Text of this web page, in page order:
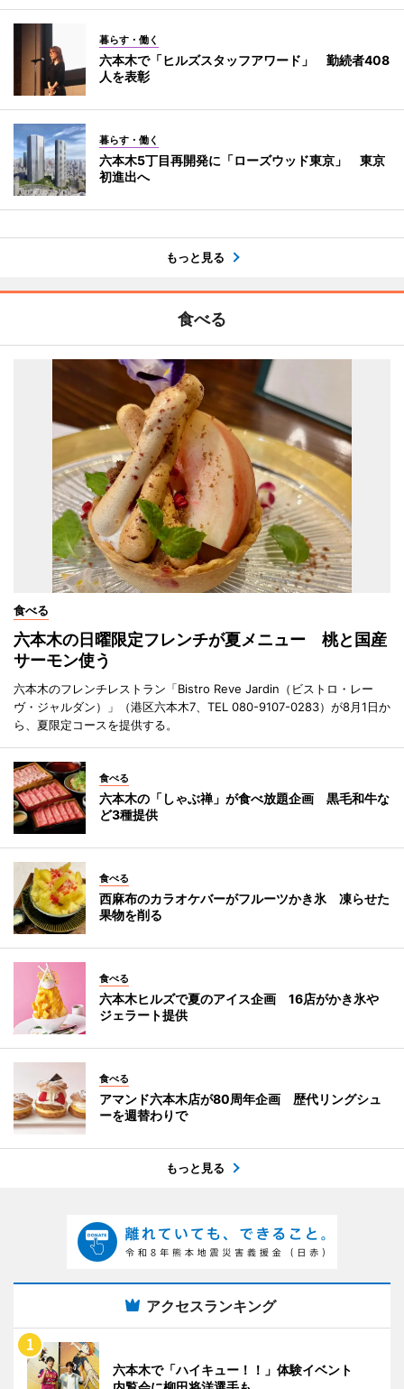
暮らす・働く
六本木で「ヒルズスタッフアワード」 勤続者408
人を表彰
暮らす・働く
六本木5丁目再開発に「ローズウッド東京」 東京
初進出へ
もっと見る
食べる
食べる
六本木の日曜限定フレンチが夏メニュー 桃と国産
サーモン使う
六本木のフレンチレストラン「Bistro Reve Jardin（ビストロ・レー
ヴ・ジャルダン）」（港区六本木7、TEL 080-9107-0283）が8月1日か
ら、夏限定コースを提供する。
食べる
六本木の「しゃぶ禅」が食べ放題企画 黒毛和牛な
ど3種提供
食べる
西麻布のカラオケバーがフルーツかき氷 凍らせた
果物を削る
食べる
六本木ヒルズで夏のアイス企画 16店がかき氷や
ジェラート提供
食べる
アマンド六本木店が80周年企画 歴代リングシュ
ーを週替わりで
もっと見る
アクセスランキング
六本木で「ハイキュー！！」体験イベント